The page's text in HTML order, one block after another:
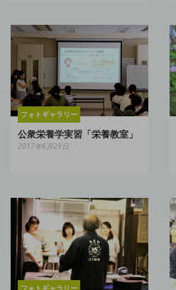
フォトギャラリー
公衆栄養学実習「栄養教室」
2017年6月29日
フォトギャラリー